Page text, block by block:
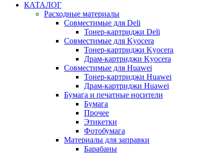
КАТАЛОГ
Расходные материалы
Совместимые для Deli
Тонер-картриджи Deli
Совместимые для Kyocera
Тонер-картриджи Kyocera
Драм-картриджи Kyocera
Совместимые для Huawei
Тонер-картриджи Huawei
Драм-картриджи Huawei
Бумага и печатные носители
Бумага
Прочее
Этикетки
Фотобумага
Материалы для заправки
Барабаны